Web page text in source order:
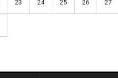
23 24 25 26 27